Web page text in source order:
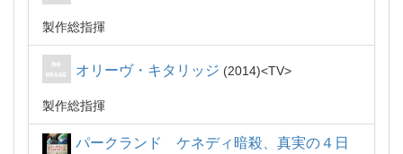
製作総指揮
オリーヴ・キタリッジ 2014 TV
製作総指揮
パークランド ケネディ暗殺、真実の４日